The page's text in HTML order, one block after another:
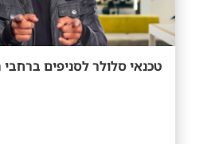
טכנאי סלולר לסניפים